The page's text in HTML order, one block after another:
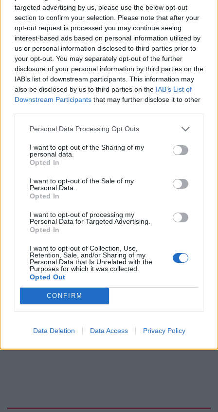
targeted advertising by us, please use the below opt-out
section to confirm your selection. Please note that after your
opt-out request is processed you may continue seeing
interest-based ads based on personal information utilized by
us or personal information disclosed to third parties prior to
your opt-out. You may separately opt-out of the further
disclosure of your personal information by third parties on the
IAB’s list of downstream participants. This information may
also be disclosed by us to third parties on the IAB’s List of
Downstream Participants that may further disclose it to other
Personal Data Processing Opt Outs
I want to opt-out of the Sharing of my
personal data.
Opted In
I want to opt-out of the Sale of my
Personal Data.
Opted In
I want to opt-out of processing my
Personal Data for Targeted Advertising.
Opted In
I want to opt-out of Collection, Use,
Retention, Sale, and/or Sharing of my
Personal Data that Is Unrelated with the
Purposes for which it was collected.
Opted Out
CONFIRM
Data Deletion Data Access Privacy Policy